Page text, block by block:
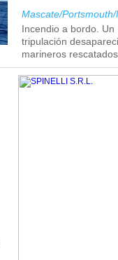
Mascate/
Incendio a bordo.
tripulación
marineros